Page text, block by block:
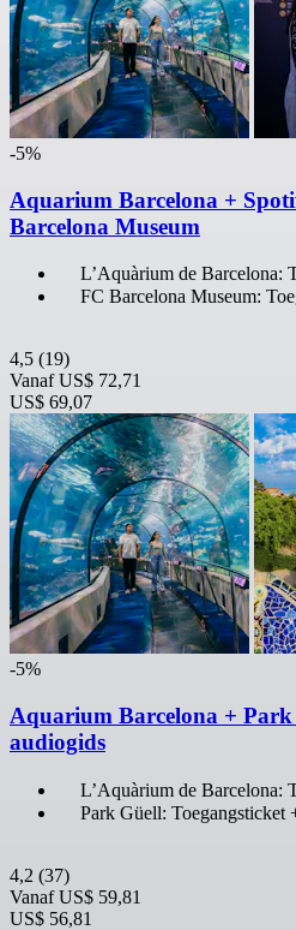
-5%
Aquarium Barcelona +
Barcelona Museum
L’Aquàrium de Barcelona:
FC Barcelona Museum:
4,5 (19)
Vanaf US$ 72,71
US$ 69,07
-5%
Aquarium Barcelona + Park
audiogids
L’Aquàrium de Barcelona:
Park Güell: Toegangsticket
4,2 (37)
Vanaf US$ 59,81
US$ 56,81